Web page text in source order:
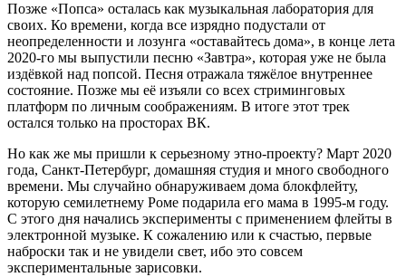
Позже «Попса» осталась как музыкальная лаборатория для
своих. Ко времени, когда все изрядно подустали от
неопределенности и лозунга «оставайтесь дома», в конце лета
2020-го мы выпустили песню «Завтра», которая уже не была
издёвкой над попсой. Песня отражала тяжёлое внутреннее
состояние. Позже мы её изъяли со всех стриминговых
платформ по личным соображениям. В итоге этот трек
остался только на просторах ВК.
Но как же мы пришли к серьезному этно-проекту? Март 2020
года, Санкт-Петербург, домашняя студия и много свободного
времени. Мы случайно обнаруживаем дома блокфлейту,
которую семилетнему Роме подарила его мама в 1995-м году.
С этого дня начались эксперименты с применением флейты в
электронной музыке. К сожалению или к счастью, первые
наброски так и не увидели свет, ибо это совсем
экспериментальные зарисовки.